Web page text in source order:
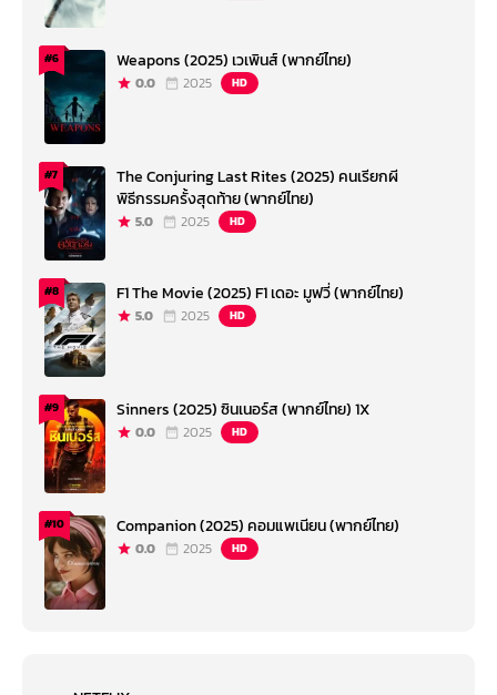
#6 Weapons (2025) เวเพินส์ (พากย์ไทย)
0.0 2025 HD
#7
The Conjuring Last Rites (2025) คนเรียกผี
พิธีกรรมครั้งสุดท้าย (พากย์ไทย)
5.0 2025 HD
#8 F1 The Movie (2025) F1 เดอะ มูฟวี่ (พากย์ไทย)
5.0 2025 HD
#9 Sinners (2025) ซินเนอร์ส (พากย์ไทย) 1X
0.0 2025 HD
#10 Companion (2025) คอมแพเนียน (พากย์ไทย)
0.0 2025 HD